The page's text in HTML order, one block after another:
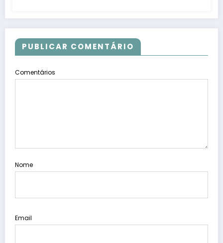
PUBLICAR COMENTÁRIO
Comentários
Nome
Email